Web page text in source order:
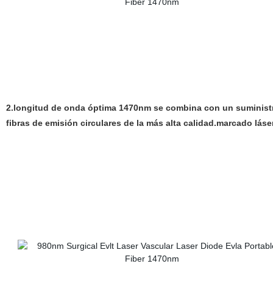
2.longitud de onda óptima 1470nm se combina con un
fibras de emisión circulares de la más alta calidad.marcado